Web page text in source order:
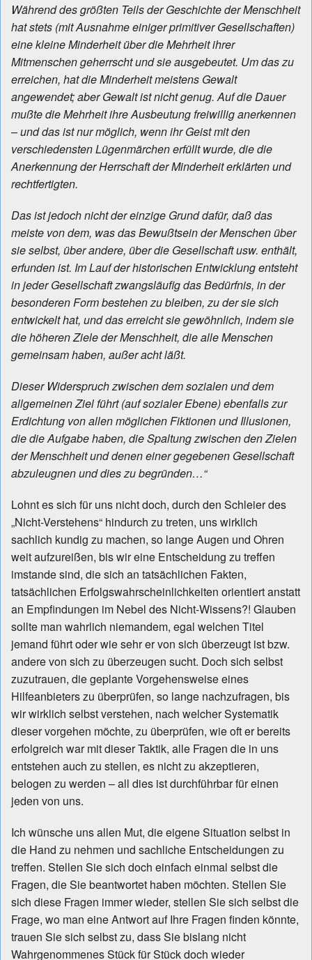
Während des größten Teils der Geschichte der Menschheit
hat stets (mit Ausnahme einiger primitiver Gesellschaften)
eine kleine Minderheit über die Mehrheit ihrer
Mitmenschen geherrscht und sie ausgebeutet. Um das zu
erreichen, hat die Minderheit meistens Gewalt
angewendet; aber Gewalt ist nicht genug. Auf die Dauer
mußte die Mehrheit ihre Ausbeutung freiwillig anerkennen
– und das ist nur möglich, wenn ihr Geist mit den
verschiedensten Lügenmärchen erfüllt wurde, die die
Anerkennung der Herrschaft der Minderheit erklärten und
rechtfertigten.
Das ist jedoch nicht der einzige Grund dafür, daß das
meiste von dem, was das Bewußtsein der Menschen über
sie selbst, über andere, über die Gesellschaft usw. enthält,
erfunden ist. Im Lauf der historischen Entwicklung entsteht
in jeder Gesellschaft zwangsläufig das Bedürfnis, in der
besonderen Form bestehen zu bleiben, zu der sie sich
entwickelt hat, und das erreicht sie gewöhnlich, indem sie
die höheren Ziele der Menschheit, die alle Menschen
gemeinsam haben, außer acht läßt.
Dieser Widerspruch zwischen dem sozialen und dem
allgemeinen Ziel führt (auf sozialer Ebene) ebenfalls zur
Erdichtung von allen möglichen Fiktionen und Illusionen,
die die Aufgabe haben, die Spaltung zwischen den Zielen
der Menschheit und denen einer gegebenen Gesellschaft
abzuleugnen und dies zu begründen…“
Lohnt es sich für uns nicht doch, durch den Schleier des
„Nicht-Verstehens“ hindurch zu treten, uns wirklich
sachlich kundig zu machen, so lange Augen und Ohren
weit aufzureißen, bis wir eine Entscheidung zu treffen
imstande sind, die sich an tatsächlichen Fakten,
tatsächlichen Erfolgswahrscheinlichkeiten orientiert anstatt
an Empfindungen im Nebel des Nicht-Wissens?! Glauben
sollte man wahrlich niemandem, egal welchen Titel
jemand führt oder wie sehr er von sich überzeugt ist bzw.
andere von sich zu überzeugen sucht. Doch sich selbst
zuzutrauen, die geplante Vorgehensweise eines
Hilfeanbieters zu überprüfen, so lange nachzufragen, bis
wir wirklich selbst verstehen, nach welcher Systematik
dieser vorgehen möchte, zu überprüfen, wie oft er bereits
erfolgreich war mit dieser Taktik, alle Fragen die in uns
entstehen auch zu stellen, es nicht zu akzeptieren,
belogen zu werden – all dies ist durchführbar für einen
jeden von uns.
Ich wünsche uns allen Mut, die eigene Situation selbst in
die Hand zu nehmen und sachliche Entscheidungen zu
treffen. Stellen Sie sich doch einfach einmal selbst die
Fragen, die Sie beantwortet haben möchten. Stellen Sie
sich diese Fragen immer wieder, stellen Sie sich selbst die
Frage, wo man eine Antwort auf Ihre Fragen finden könnte,
trauen Sie sich selbst zu, dass Sie bislang nicht
Wahrgenommenes Stück für Stück doch wieder